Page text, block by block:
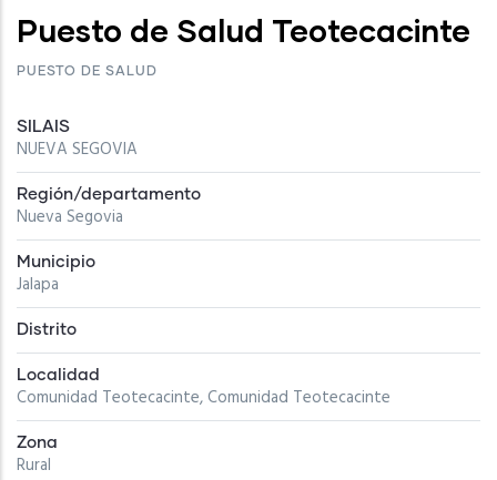
Puesto de Salud Teotecacinte
PUESTO DE SALUD
SILAIS
NUEVA SEGOVIA
Región/departamento
Nueva Segovia
Municipio
Jalapa
Distrito
Localidad
Comunidad Teotecacinte, Comunidad Teotecacinte
Zona
Rural